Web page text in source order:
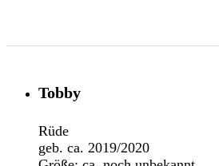
Tobby
Rüde
geb. ca. 2019/2020